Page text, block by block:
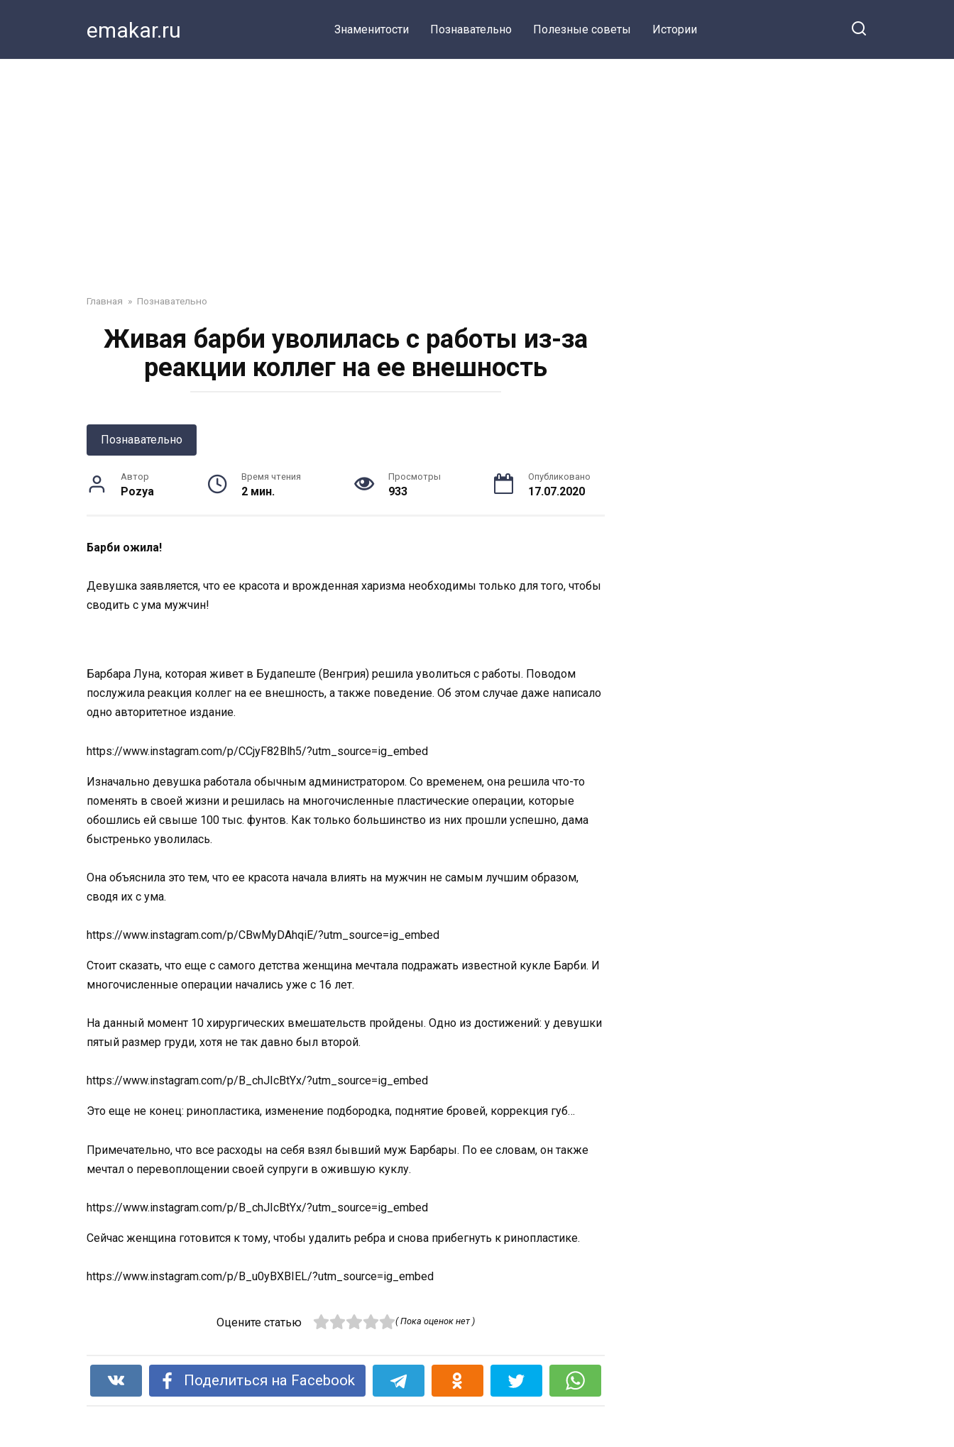
emakar.ru Знаменитости Познавательно Полезные советы Истории
Главная » Познавательно
Живая барби уволилась с работы из-за
реакции коллег на ее внешность
Познавательно
Автор
Pozya
Время чтения
2 мин.
Просмотры
933
Опубликовано
17.07.2020
Барби ожила!
Девушка заявляется, что ее красота и врожденная харизма необходимы только для того, чтобы
сводить с ума мужчин!
Барбара Луна, которая живет в Будапеште (Венгрия) решила уволиться с работы. Поводом
послужила реакция коллег на ее внешность, а также поведение. Об этом случае даже написало
одно авторитетное издание.
https://www.instagram.com/p/CCjyF82Blh5/?utm_source=ig_embed
Изначально девушка работала обычным администратором. Со временем, она решила что-то
поменять в своей жизни и решилась на многочисленные пластические операции, которые
обошлись ей свыше 100 тыс. фунтов. Как только большинство из них прошли успешно, дама
быстренько уволилась.
Она объяснила это тем, что ее красота начала влиять на мужчин не самым лучшим образом,
сводя их с ума.
https://www.instagram.com/p/CBwMyDAhqiE/?utm_source=ig_embed
Стоит сказать, что еще с самого детства женщина мечтала подражать известной кукле Барби. И
многочисленные операции начались уже с 16 лет.
На данный момент 10 хирургических вмешательств пройдены. Одно из достижений: у девушки
пятый размер груди, хотя не так давно был второй.
https://www.instagram.com/p/B_chJIcBtYx/?utm_source=ig_embed
Это еще не конец: ринопластика, изменение подбородка, поднятие бровей, коррекция губ…
Примечательно, что все расходы на себя взял бывший муж Барбары. По ее словам, он также
мечтал о перевоплощении своей супруги в ожившую куклу.
https://www.instagram.com/p/B_chJIcBtYx/?utm_source=ig_embed
Сейчас женщина готовится к тому, чтобы удалить ребра и снова прибегнуть к ринопластике.
https://www.instagram.com/p/B_u0yBXBIEL/?utm_source=ig_embed
Оцените статью ( Пока оценок нет )
Поделиться на Facebook